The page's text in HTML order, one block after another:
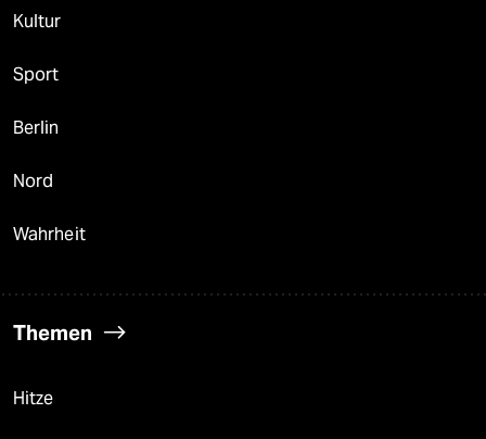
Kultur
Sport
Berlin
Nord
Wahrheit
Themen
Hitze